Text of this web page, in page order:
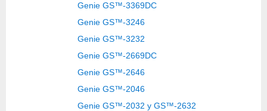
Genie GS™-3369DC
Genie GS™-3246
Genie GS™-3232
Genie GS™-2669DC
Genie GS™-2646
Genie GS™-2046
Genie GS™-2032 y GS™-2632